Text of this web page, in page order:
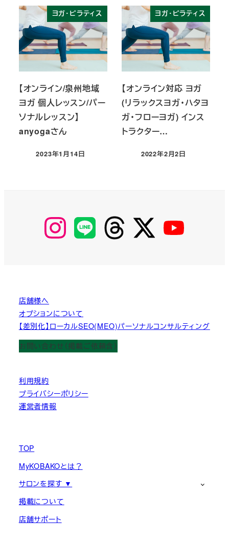
ヨガ・ピラティス
【オンライン/泉州地域
ヨガ 個人レッスン/パー
ソナルレッスン】
anyogaさん
投稿日
2023年1月14日
ヨガ・ピラティス
【オンライン対応 ヨガ
(リラックスヨガ・ハタヨ
ガ・フローヨガ) インス
トラクター…
投稿日
2022年2月2日
【Instagram】
MyKOBAKO
【LINE】 【threads】 【Twitter】
店舗様へ
オプションについて
【差別化】ローカルSEO(MEO)パーソナルコンサルティング
お問い合わせ（掲載ご依頼含）
利用規約
プライバシーポリシー
運営者情報
TOP
MyKOBAKOとは？
サロンを探す ▼
掲載について
店舗サポート